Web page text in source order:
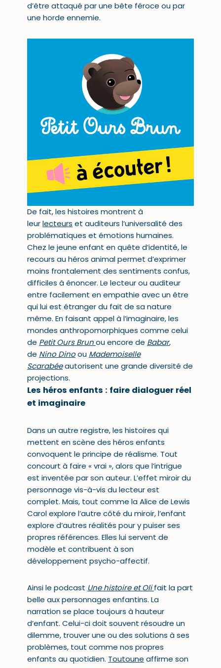
d’être attaqué par une bête féroce ou par
une horde ennemie.
De fait, les histoires montrent à
leurlecteurs et auditeurs l’universalité des
problématiques et émotions humaines.
Chez le jeune enfant en quête d’identité, le
recours au héros animal permet d’exprimer
moins frontalement des sentiments confus,
difficiles à énoncer. Le lecteur ou auditeur
entre facilement en empathie avec un être
qui lui est étranger du fait de sa nature
même. En faisant appel à l’imaginaire, les
mondes anthropomorphiques comme celui
de Petit Ours Brunou encore de Babar,
de Nino Dinoou Mademoiselle
Scarabéeautorisent une grande diversité de
projections.
Les héros enfants : faire dialoguer réel
et imaginaire
Dans un autre registre, les histoires qui
mettent en scène des héros enfants
convoquent le principe de réalisme. Tout
concourt à faire « vrai », alors que l’intrigue
est inventée par son auteur. L’effet miroir du
personnage vis-à-vis du lecteur est
complet. Mais, tout comme la Alice de Lewis
Carol explore l’autre côté du miroir, l’enfant
explore d’autres réalités pour y puiser ses
propres références. Elles lui servent de
modèle et contribuent à son
développement psycho-affectif.
Ainsi le podcast Une histoire et Olifait la part
belle aux personnages enfantins. La
narration se place toujours à hauteur
d’enfant. Celui-ci doit souvent résoudre un
dilemme, trouver une ou des solutions à ses
problèmes, tout comme nos propres
enfants au quotidien. Toutoune affirme son